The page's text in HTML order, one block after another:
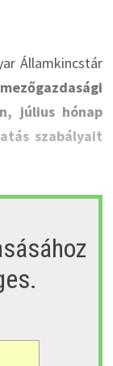
Államkincstár
július hónap
szabályait